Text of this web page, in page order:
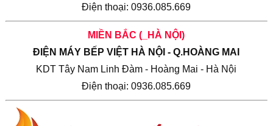
Điện thoại: 0936.085.669
MIỀN BẮC (_HÀ NỘI)
ĐIỆN MÁY BẾP VIỆT HÀ NỘI - Q.HOÀNG MAI
KDT Tây Nam Linh Đàm - Hoàng Mai - Hà Nội
Điện thoại: 0936.085.669